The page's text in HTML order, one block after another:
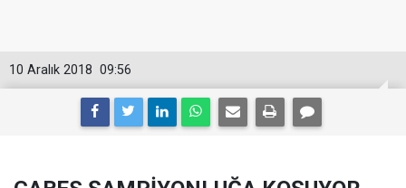
09:56
10 Aralık 2018